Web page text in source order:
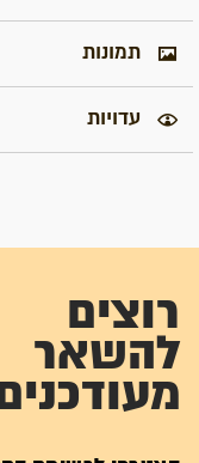
תמונות
עדויות
רוצים
להשאר